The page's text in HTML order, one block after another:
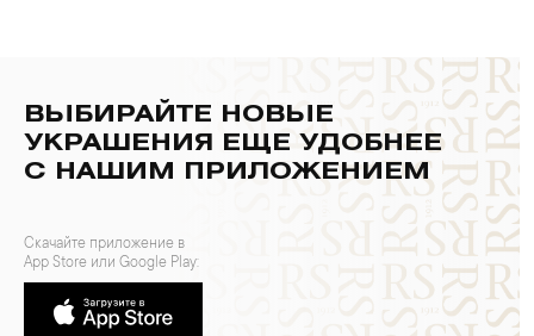
ВЫБИРАЙТЕ НОВЫЕ
УКРАШЕНИЯ ЕЩЕ УДОБНЕЕ
С НАШИМ ПРИЛОЖЕНИЕМ
Скачайте приложение в
App Store или Google Play: